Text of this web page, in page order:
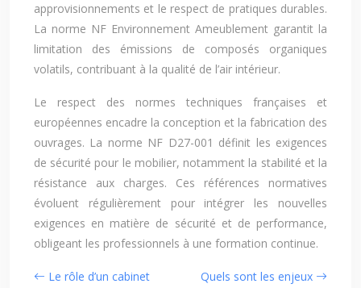
approvisionnements et le respect de pratiques durables.
La norme NF Environnement Ameublement garantit la
limitation des émissions de composés organiques
volatils, contribuant à la qualité de l’air intérieur.
Le respect des normes techniques françaises et
européennes encadre la conception et la fabrication des
ouvrages. La norme NF D27-001 définit les exigences
de sécurité pour le mobilier, notamment la stabilité et la
résistance aux charges. Ces références normatives
évoluent régulièrement pour intégrer les nouvelles
exigences en matière de sécurité et de performance,
obligeant les professionnels à une formation continue.
Le rôle d’un cabinet
Quels sont les enjeux